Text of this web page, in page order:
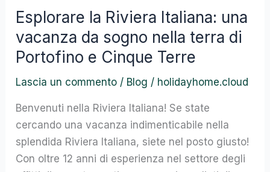
Esplorare la Riviera Italiana: una
vacanza da sogno nella terra di
Portofino e Cinque Terre
Lascia un commento / Blog / holidayhome.cloud
Benvenuti nella Riviera Italiana! Se state
cercando una vacanza indimenticabile nella
splendida Riviera Italiana, siete nel posto giusto!
Con oltre 12 anni di esperienza nel settore degli
Esplorare
la
Riviera
Italiana:
una
nella